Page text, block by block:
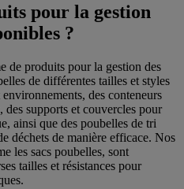
pour la gestion
?
de produits pour la gestion des
de différentes tailles et styles
des conteneurs
des supports et couvercles pour
ainsi que des poubelles de tri
déchets de manière efficace. Nos
les sacs poubelles, sont
tailles et résistances pour